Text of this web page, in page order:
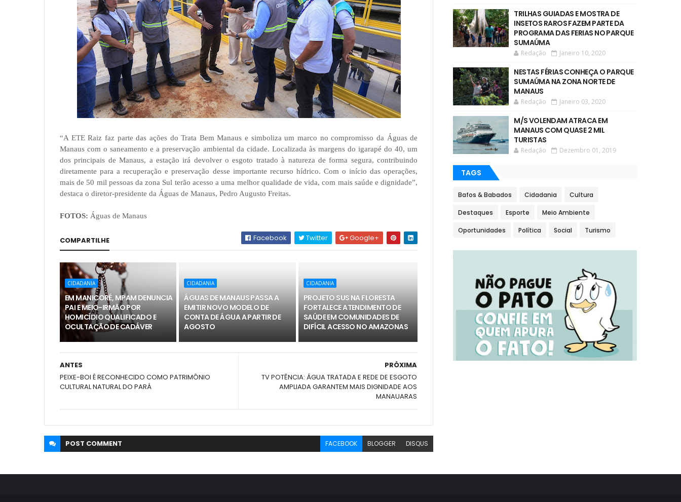
“A ETE Raiz faz parte das ações do Trata Bem Manaus e simboliza um marco no compromisso da Águas de
Manaus com o saneamento e a preservação ambiental da cidade. Localizada às margens do igarapé do 40, um
dos principais de Manaus, a estação irá devolver o esgoto tratado à natureza de forma segura, contribuindo
diretamente para a recuperação e preservação desse importante recurso hídrico. Com o início das operações,
mais de 50 mil pessoas da zona Sul terão acesso a uma melhor qualidade de vida, com mais saúde e dignidade”,
destaca o diretor-presidente da Águas de Manaus, Pedro Augusto Freitas.
FOTOS: Águas de Manaus
COMPARTILHE Facebook Twitter Google+
CIDADANIA
EM MANICORÉ, MPAM DENUNCIA
PAI E MEIO-IRMÃO POR
HOMICÍDIO QUALIFICADO E
OCULTAÇÃO DE CADÁVER
CIDADANIA
ÁGUAS DE MANAUS PASSA A
EMITIR NOVO MODELO DE
CONTA DE ÁGUA A PARTIR DE
AGOSTO
CIDADANIA
PROJETO SUS NA FLORESTA
FORTALECE ATENDIMENTO DE
SAÚDE EM COMUNIDADES DE
DIFÍCIL ACESSO NO AMAZONAS
PRÓXIMA
TV POTÊNCIA: ÁGUA TRATADA E REDE DE ESGOTO
AMPLIADA GARANTEM MAIS DIGNIDADE AOS
MANAUARAS
ANTES
PEIXE-BOI É RECONHECIDO COMO PATRIMÔNIO
CULTURAL NATURAL DO PARÁ
POST COMMENT FACEBOOK BLOGGER DISQUS
TRILHAS GUIADAS E MOSTRA DE
INSETOS RAROS FAZEM PARTE DA
PROGRAMA DAS FERIAS NO PARQUE
SUMAÚMA
Redação Janeiro 10, 2020
NESTAS FÉRIAS CONHEÇA O PARQUE
SUMAÚMA NA ZONA NORTE DE
MANAUS
Redação Janeiro 03, 2020
M/S VOLENDAM ATRACA EM
MANAUS COM QUASE 2 MIL
TURISTAS
Redação Dezembro 01, 2019
TAGS
Bafos & Babados Cidadania Cultura
Destaques Esporte Meio Ambiente
Oportunidades Política Social Turismo